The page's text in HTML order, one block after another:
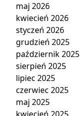
maj 2026
kwiecień 2026
styczeń 2026
grudzień 2025
październik 2025
sierpień 2025
lipiec 2025
czerwiec 2025
maj 2025